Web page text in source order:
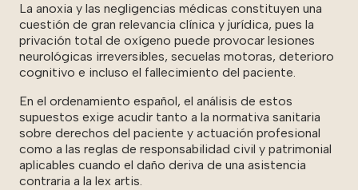
La anoxia y las negligencias médicas constituyen una
cuestión de gran relevancia clínica y jurídica, pues la
privación total de oxígeno puede provocar lesiones
neurológicas irreversibles, secuelas motoras, deterioro
cognitivo e incluso el fallecimiento del paciente.
En el ordenamiento español, el análisis de estos
supuestos exige acudir tanto a la normativa sanitaria
sobre derechos del paciente y actuación profesional
como a las reglas de responsabilidad civil y patrimonial
aplicables cuando el daño deriva de una asistencia
contraria a la lex artis.